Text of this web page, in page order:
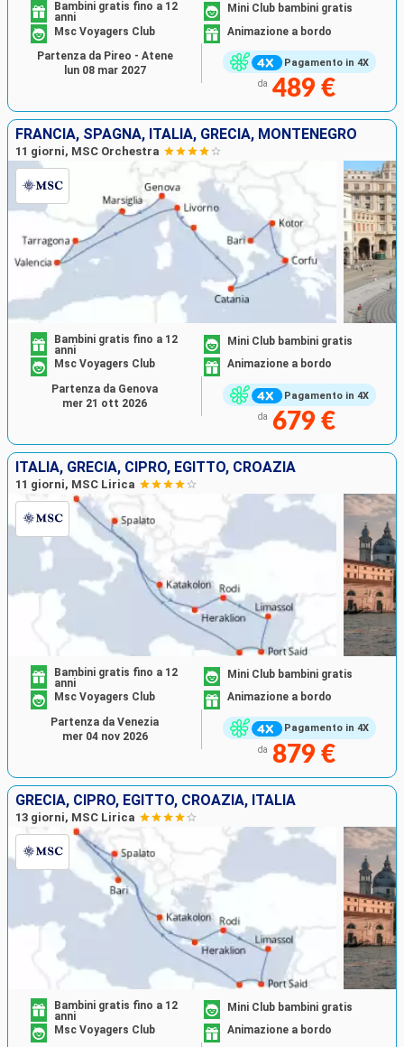
Pagamento in 4X
Bambini gratis fino a 12
anni
Mini Club bambini gratis
Msc Voyagers Club
Animazione a bordo
da 489 €
Partenza da Pireo - Atene
lun 08 mar 2027
FRANCIA, SPAGNA, ITALIA, GRECIA, MONTENEGRO
11 giorni, MSC Orchestra
Pagamento in 4X
Bambini gratis fino a 12
anni
Mini Club bambini gratis
Msc Voyagers Club
Animazione a bordo
da 679 €
Partenza da Genova
mer 21 ott 2026
ITALIA, GRECIA, CIPRO, EGITTO, CROAZIA
11 giorni, MSC Lirica
Pagamento in 4X
Bambini gratis fino a 12
anni
Mini Club bambini gratis
Msc Voyagers Club
Animazione a bordo
da 879 €
Partenza da Venezia
mer 04 nov 2026
GRECIA, CIPRO, EGITTO, CROAZIA, ITALIA
13 giorni, MSC Lirica
Bambini gratis fino a 12
anni
Mini Club bambini gratis
Msc Voyagers Club
Animazione a bordo